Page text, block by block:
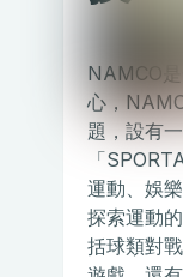
NAMCO
心，
題，設有
「
運動、娛
探索運動
括球類對